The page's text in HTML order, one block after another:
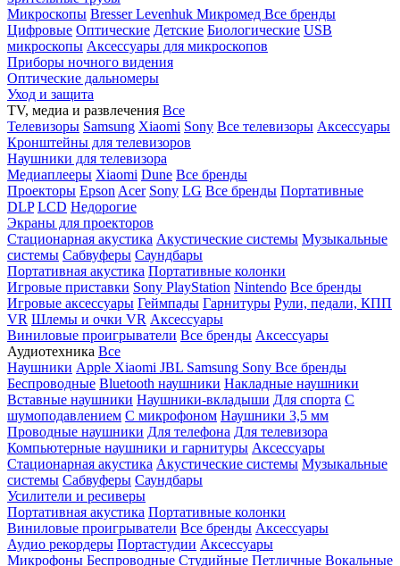
Микроскопы BresserLevenhuk Микромед Все бренды
Цифровые Оптические Детские Биологические USB
микроскопы Аксессуары для микроскопов
Приборы ночного видения
Оптические дальномеры
Уход и защита
TV, медиа и развлечения Все
Телевизоры Samsung Xiaomi Sony Все телевизоры Аксессуары
Кронштейны для телевизоров
Наушники для телевизора
Медиаплееры Xiaomi Dune Все бренды
Проекторы Epson Acer Sony LG Все бренды Портативные
DLP LCD Недорогие
Экраны для проекторов
Стационарная акустика Акустические системы Музыкальные
системы Сабвуферы Саундбары
Портативная акустика Портативные колонки
Игровые приставки Sony PlayStation Nintendo Все бренды
Игровые аксессуары Геймпады Гарнитуры Рули, педали, КПП
VR Шлемы и очки VR Аксессуары
Виниловые проигрыватели Все бренды Аксессуары
Аудиотехника Все
Наушники Apple Xiaomi JBL Samsung Sony Все бренды
Беспроводные Bluetooth наушники Накладные наушники
Вставные наушники Наушники-вкладыши Для спорта С
шумоподавлением С микрофоном Наушники 3,5 мм
Проводные наушники Для телефона Для телевизора
Компьютерные наушники и гарнитуры Аксессуары
Стационарная акустика Акустические системы Музыкальные
системы Сабвуферы Саундбары
Усилители и ресиверы
Портативная акустика Портативные колонки
Виниловые проигрыватели Все бренды Аксессуары
Аудио рекордеры Портастудии Аксессуары
Микрофоны Беспроводные Студийные Петличные Вокальные